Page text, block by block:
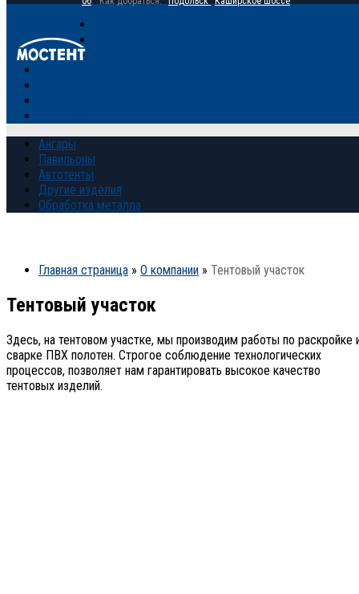
Ангары
Павильоны
Автотенты
Другие изделия
Обработка металла
Главная страница » О компании » Тентовый участок
Тентовый участок
Здесь, на тентовом участке, мы производим работы по раскройке
сварке ПВХ полотен. Строгое соблюдение технологических
процессов, позволяет нам гарантировать высокое качество
тентовых изделий.